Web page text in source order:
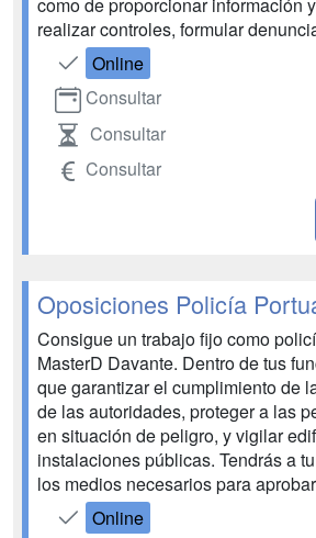
realizar controles, formular
Online
Consultar
Consultar
Consultar
Oposiciones Policía
Consigue un trabajo fijo como
MasterD Davante. Dentro de tus
que garantizar el cumplimiento de
de las autoridades, proteger a las
en situación de peligro, y vigilar
instalaciones públicas. Tendrás a
los medios necesarios para
Online